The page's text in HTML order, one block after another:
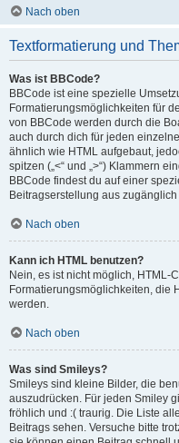
Nach oben
Textformatierung und
Was ist BBCode?
BBCode ist eine spezielle
Formatierungsmöglichkeiten für
von BBCode werden durch die
auch durch dich für jeden
ähnlich wie HTML aufgebaut,
spitzen („<“ und „>“) Klammern
BBCode findest du auf einer
Beitragserstellung aus zugänglich
Nach oben
Kann ich HTML benutzen?
Nein, es ist nicht möglich, HTML-
Formatierungsmöglichkeiten, die
werden.
Nach oben
Was sind Smileys?
Smileys sind kleine Bilder, die
auszudrücken. Für jeden Smiley
fröhlich und :( traurig. Die Liste
Beitrags sehen. Versuche bitte